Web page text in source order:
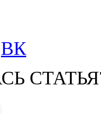
ВК